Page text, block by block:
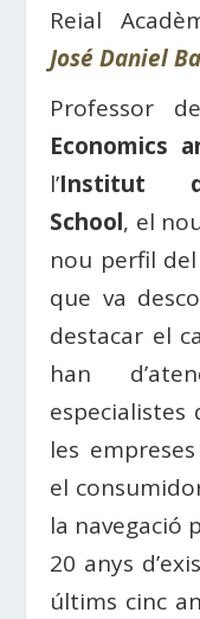
Reial
José Daniel
Professor
Economics
l’Institut
School, el
nou perfil
que va
destacar el
han
les
el
la navegació
20 anys
últims cinc